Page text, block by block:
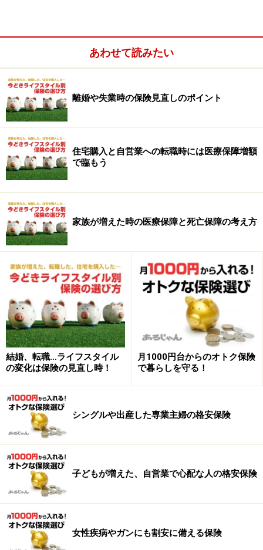
【図1】夫に万一のとき、いくら必要？
家族を守る夫の保険のポイント
保険は入りすぎても少なすぎても、「賢い保険」とはい
えません。加入・見直しのときは以下のポイントを参考
にしてください。
＜死亡保障＞
●必要な保障は仕事や住まいで変わる
保険で準備する保障額は、夫・妻の職業、住まいは持ち
家か賃貸か、子どもの人数で異なり、目安は下表のとお
あわせて読みたい
離婚や失業時の保険見直しのポイント
住宅購入と自営業への転職時には医療保障増額
で臨もう
家族が増えた時の医療保障と死亡保障の考え方
結婚、転職…ライフスタイル
の変化は保険の見直し時！
月1000円台からのオトク保険
で暮らしを守る！
シングルや出産した専業主婦の格安保険
子どもが増えた、自営業で心配な人の格安保険
女性疾病やガンにも割安に備える保険